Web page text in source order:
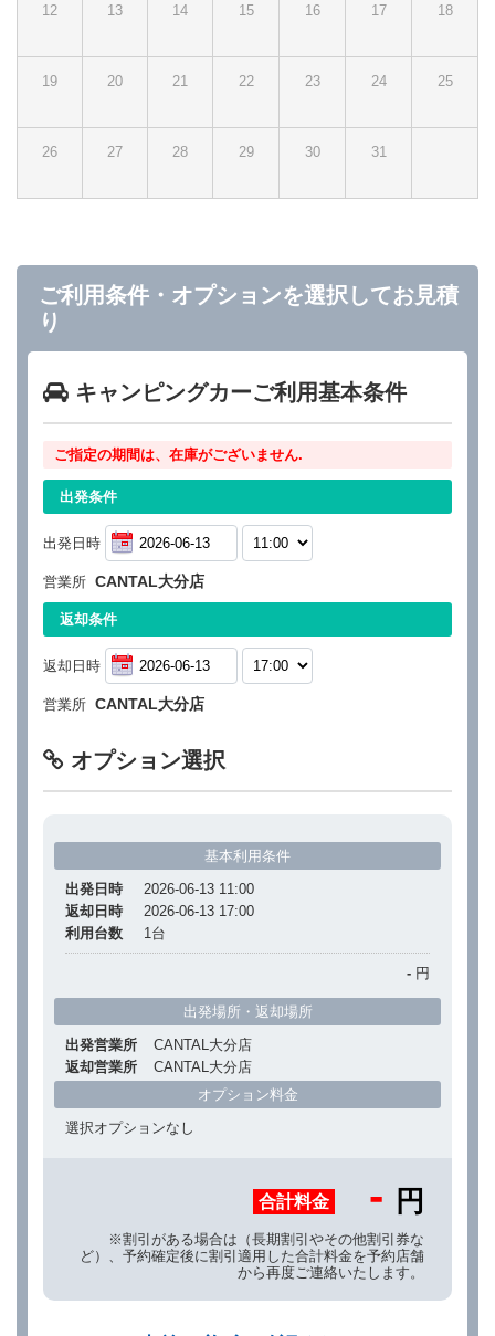
12 13 14 15 16 17 18
19 20 21 22 23 24 25
26 27 28 29 30 31
ご利用条件・オプションを選択してお見積
り
キャンピングカーご利用基本条件
ご指定の期間は、在庫がございません.
出発条件
出発日時
営業所 CANTAL大分店
返却条件
返却日時
営業所 CANTAL大分店
オプション選択
基本利用条件
出発日時
2026-06-13 11:00
返却日時
2026-06-13 17:00
利用台数
1台
- 円
出発場所・返却場所
出発営業所
CANTAL大分店
返却営業所
CANTAL大分店
オプション料金
選択オプションなし
合計料金 - 円
※割引がある場合は（長期割引やその他割引券な
ど）、予約確定後に割引適用した合計料金を予約店舗
から再度ご連絡いたします。